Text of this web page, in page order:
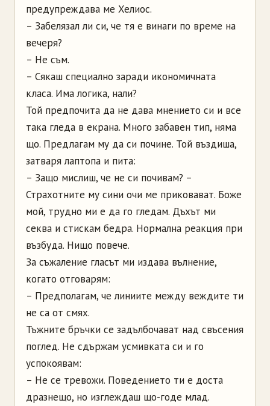
предупреждава ме Хелиос.
– Забелязал ли си, че тя е винаги по време на
вечеря?
– Не съм.
– Сякаш специално заради икономичната
класа. Има логика, нали?
Той предпочита да не дава мнението си и все
така гледа в екрана. Много забавен тип, няма
що. Предлагам му да си почине. Той въздиша,
затваря лаптопа и пита:
– Защо мислиш, че не си почивам? –
Страхотните му сини очи ме приковават. Боже
мой, трудно ми е да го гледам. Дъхът ми
секва и стискам бедра. Нормална реакция при
възбуда. Нищо повече.
За съжаление гласът ми издава вълнение,
когато отговарям:
– Предполагам, че линиите между веждите ти
не са от смях.
Тъжните бръчки се задълбочават над свъсения
поглед. Не сдържам усмивката си и го
успокоявам:
– Не се тревожи. Поведението ти е доста
дразнещо, но изглеждаш що-годе млад.